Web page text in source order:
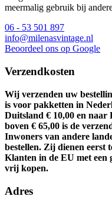
meermalig gebruik bij
06 - 53 501 897
info@milenasvintage.nl
Beoordeel ons op Google
Verzendkosten
Wij verzenden uw
is voor pakketten in
Duitsland € 10,00 en
boven € 65,00 is de
Inwoners van andere
bestellen. Zij dienen eerst
Klanten in de EU met
vrij kopen.
Adres